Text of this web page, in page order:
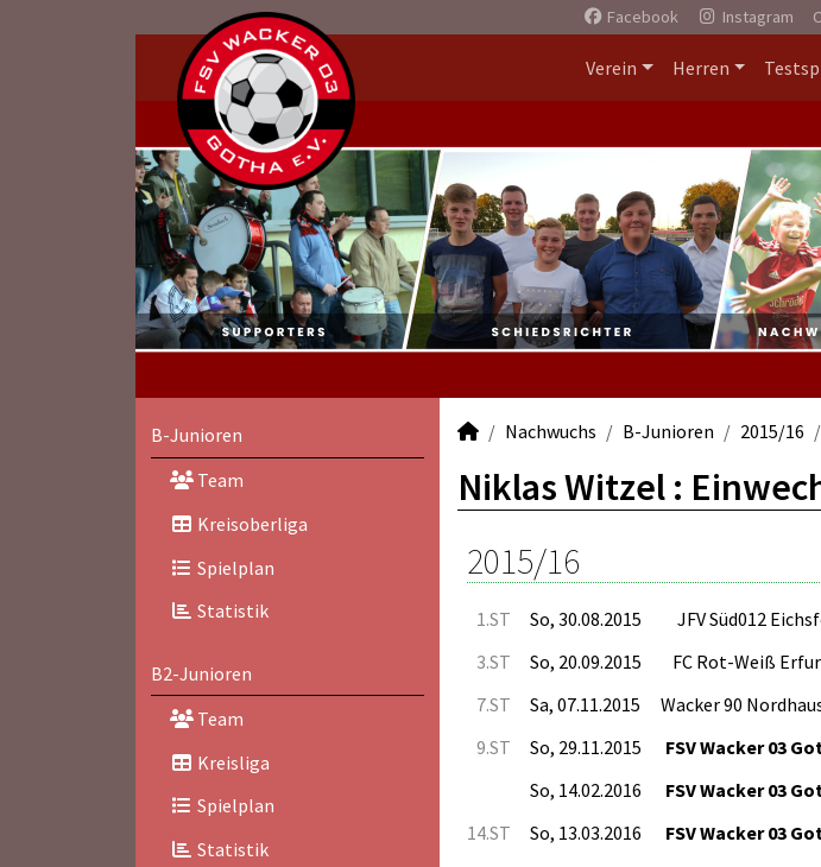
Facebook Instagram
Verein Herren
B-Junioren
Team
Kreisoberliga
Spielplan
Statistik
B2-Junioren
Team
Kreisliga
Spielplan
Statistik
Nachwuchs B-Junioren 2015/16
Niklas Witzel :
2015/16
1.ST So, 30.08.2015 JFV Süd012
3.ST So, 20.09.2015 FC Rot-Weiß
7.ST Sa, 07.11.2015 Wacker 90
9.ST So, 29.11.2015 FSV Wacker 03
So, 14.02.2016 FSV Wacker 03
14.ST So, 13.03.2016 FSV Wacker 03